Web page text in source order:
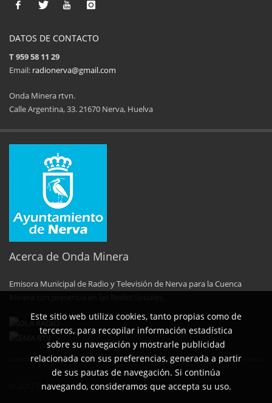
DATOS DE CONTACTO
T 959 58 11 29
Email: radionerva@gmail.com
Onda Minera rtvn.
Calle Argentina, 33. 21670 Nerva, Huelva
Acerca de Onda Minera
Emisora Municipal de Radio y Televisión de Nerva para la Cuenca
© 2017 Onda MInera Rtvn.Diseño web Symonline.
Este sitio web utiliza cookies, tanto propias como de
terceros, para recopilar información estadística
sobre su navegación y mostrarle publicidad
relacionada con sus preferencias, generada a partir
de sus pautas de navegación. Si continúa
navegando, consideramos que accepta su uso.